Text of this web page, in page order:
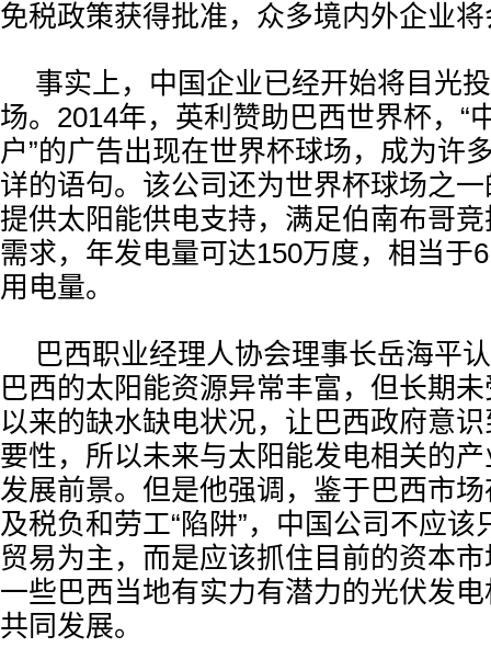
免税政策获得批准，众多境内外企业
事实上，中国企业已经开始将目光
场。2014年，英利赞助巴西世界杯，“
户”的广告出现在世界杯球场，成为许
详的语句。该公司还为世界杯球场之
提供太阳能供电支持，满足伯南布哥
需求，年发电量可达150万度，相当于
用电量。
巴西职业经理人协会理事长岳海平
巴西的太阳能资源异常丰富，但长期
以来的缺水缺电状况，让巴西政府意
要性，所以未来与太阳能发电相关的
发展前景。但是他强调，鉴于巴西市
及税负和劳工“陷阱”，中国公司不应该
贸易为主，而是应该抓住目前的资本
一些巴西当地有实力有潜力的光伏发
共同发展。